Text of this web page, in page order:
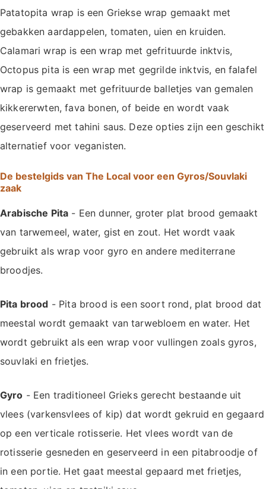
Patatopita wrap is een Griekse wrap gemaakt met
gebakken aardappelen, tomaten, uien en kruiden.
Calamari wrap is een wrap met gefrituurde inktvis,
Octopus pita is een wrap met gegrilde inktvis, en falafel
wrap is gemaakt met gefrituurde balletjes van gemalen
kikkererwten, fava bonen, of beide en wordt vaak
geserveerd met tahini saus. Deze opties zijn een geschikt
alternatief voor veganisten.
De bestelgids van The Local voor een Gyros/Souvlaki
zaak
Arabische Pita - Een dunner, groter plat brood gemaakt
van tarwemeel, water, gist en zout. Het wordt vaak
gebruikt als wrap voor gyro en andere mediterrane
broodjes.
Pita brood - Pita brood is een soort rond, plat brood dat
meestal wordt gemaakt van tarwebloem en water. Het
wordt gebruikt als een wrap voor vullingen zoals gyros,
souvlaki en frietjes.
Gyro - Een traditioneel Grieks gerecht bestaande uit
vlees (varkensvlees of kip) dat wordt gekruid en gegaard
op een verticale rotisserie. Het vlees wordt van de
rotisserie gesneden en geserveerd in een pitabroodje of
in een portie. Het gaat meestal gepaard met frietjes,